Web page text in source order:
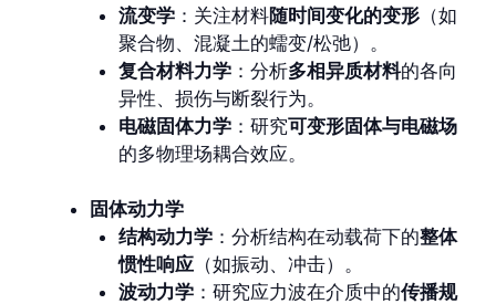
流变学：关注材料随时间变化的变形（如
聚合物、混凝土的蠕变/松弛）。
复合材料力学：分析多相异质材料的各向
异性、损伤与断裂行为。
电磁固体力学：研究可变形固体与电磁场
的多物理场耦合效应。
固体动力学
结构动力学：分析结构在动载荷下的整体
惯性响应（如振动、冲击）。
波动力学：研究应力波在介质中的传播规